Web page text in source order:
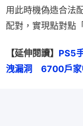
用此時機偽造合法
配對，實現點對點
【延伸閱讀】 PS5
洩漏洞　6700戶家